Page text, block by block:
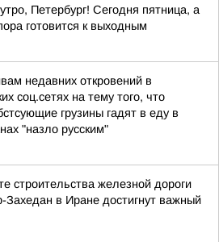
Петербург! Сегодня пятница, а
готовится к выходным
недавних откровений в
соц.сетях на тему того, что
грузины гадят в еду в
"назло русским"
строительства железной дороги
Захедан в Иране достигнут важный